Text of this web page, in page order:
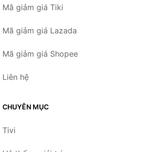
Mã giảm giá Tiki
Mã giảm giá Lazada
Mã giảm giá Shopee
Liên hệ
CHUYÊN MỤC
Tivi